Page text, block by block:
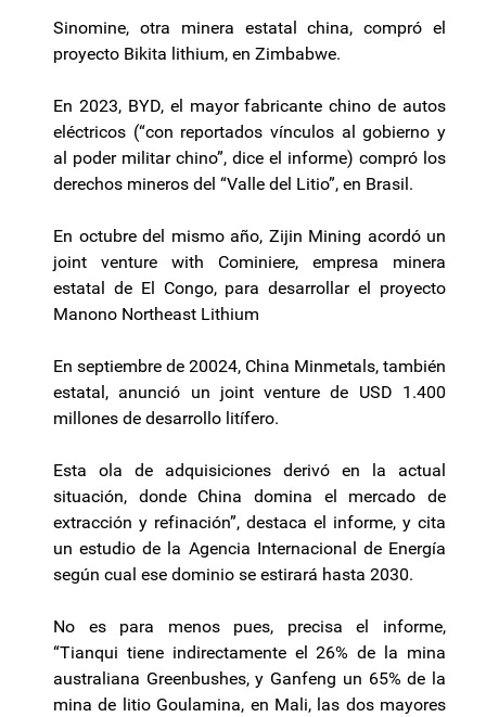
Sinomine, otra minera estatal china, compró el
proyecto Bikita lithium, en Zimbabwe.
En 2023, BYD, el mayor fabricante chino de autos
eléctricos (“con reportados vínculos al gobierno y
al poder militar chino”, dice el informe) compró los
derechos mineros del “Valle del Litio”, en Brasil.
En octubre del mismo año, Zijin Mining acordó un
joint
venture with Cominiere, empresa minera
estatal de El Congo, para desarrollar el proyecto
Manono Northeast Lithium
En septiembre de 20024, China Minmetals, también
estatal, anunció un joint venture de USD 1.400
millones de desarrollo litífero.
Esta ola de adquisiciones derivó en la actual
situación, donde China domina el mercado de
extracción y refinación”, destaca el informe, y cita
un estudio de la Agencia Internacional de Energía
según cual ese dominio se estirará hasta 2030.
No es para menos pues, precisa el informe,
“Tianqui tiene indirectamente el 26% de la mina
australiana Greenbushes, y Ganfeng un 65% de la
mina de litio Goulamina, en Mali, las dos mayores